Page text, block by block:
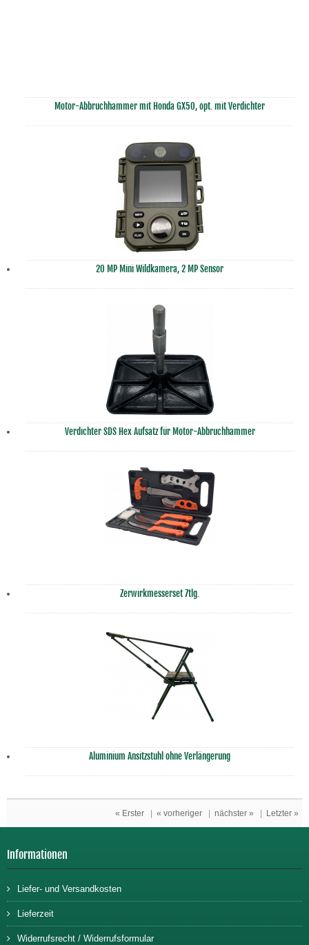
Motor-Abbruchhammer mit Honda GX50, opt. mit Verdichter
20 MP Mini Wildkamera, 2 MP Sensor
Verdichter SDS Hex Aufsatz für Motor-Abbruchhammer
Zerwirkmesserset 7tlg.
Aluminium Ansitzstuhl ohne Verlängerung
« Erster | « vorheriger | nächster » | Letzter »
Informationen
Liefer- und Versandkosten
Lieferzeit
Widerrufsrecht / Widerrufsformular